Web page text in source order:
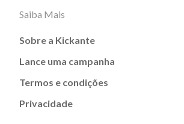
Saiba Mais
Sobre a Kickante
Lance uma campanha
Termos e condições
Privacidade